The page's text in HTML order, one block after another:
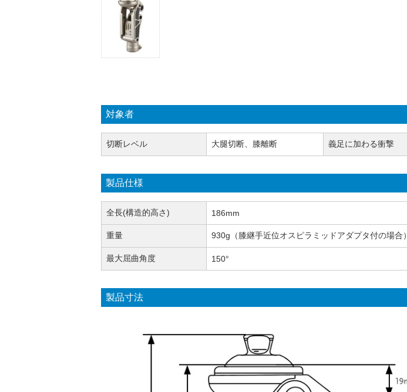
対象者
切断レベル 大腿切断、膝離断 義足に加わる衝撃
製品仕様
全長(構造的高さ) 186mm
重量 930g（膝継手近位オスピラミッドアダプタ付の場合）
最大屈曲角度 150°
製品寸法